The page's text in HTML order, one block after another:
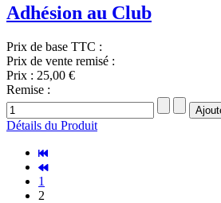
Adhésion au Club
Prix de base TTC :
Prix de vente remisé :
Prix : 25,00 €
Remise :
Détails du Produit
1
2